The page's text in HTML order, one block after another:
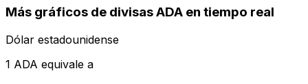
Más gráficos de divisas ADA en tiempo real
Dólar estadounidense
1 ADA equivale a